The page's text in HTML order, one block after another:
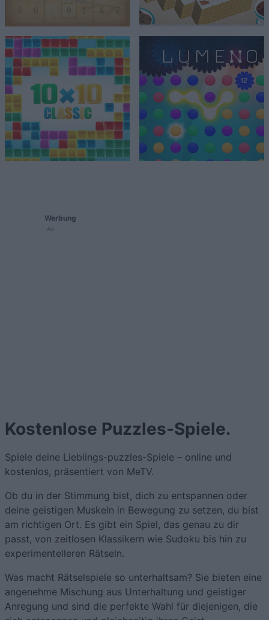
Werbung
Ad
Kostenlose Puzzles-Spiele.
Spiele deine Lieblings-puzzles-Spiele – online und
kostenlos, präsentiert von MeTV.
Ob du in der Stimmung bist, dich zu entspannen oder
deine geistigen Muskeln in Bewegung zu setzen, du bist
am richtigen Ort. Es gibt ein Spiel, das genau zu dir
passt, von zeitlosen Klassikern wie Sudoku bis hin zu
experimentelleren Rätseln.
Was macht Rätselspiele so unterhaltsam? Sie bieten eine
angenehme Mischung aus Unterhaltung und geistiger
Anregung und sind die perfekte Wahl für diejenigen, die